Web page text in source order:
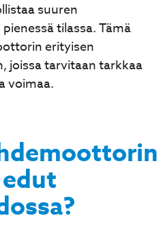
suuren
tilassa. Tämä
erityisen
joissa tarvitaan tarkkaa
voimaa.